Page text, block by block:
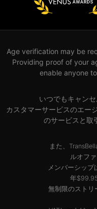
Age verification may be
Providing proof of your
enable anyone
いつでもキャン
カスタマーサービスのエー
のサービスと取
また、
ルオフ
メンバーシッ
年
無制限のストリ